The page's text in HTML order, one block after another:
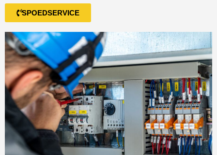
SPOEDSERVICE